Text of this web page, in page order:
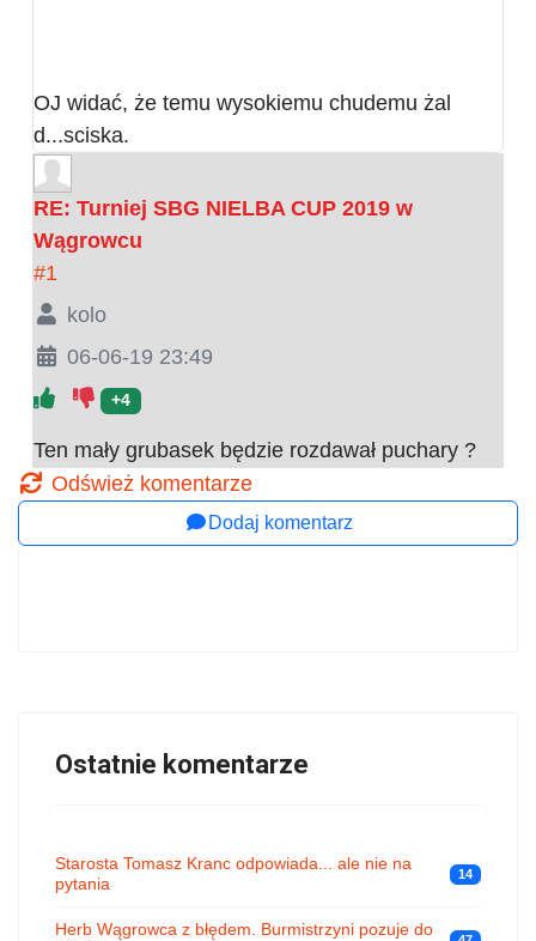
OJ widać, że temu wysokiemu chudemu żal
d...sciska.
RE: Turniej SBG NIELBA CUP 2019 w
Wągrowcu
#1
kolo
06-06-19 23:49
+4
Ten mały grubasek będzie rozdawał puchary ?
Odśwież komentarze
Dodaj komentarz
Ostatnie komentarze
Starosta Tomasz Kranc odpowiada... ale nie na
pytania
14
Herb Wągrowca z błędem. Burmistrzyni pozuje do